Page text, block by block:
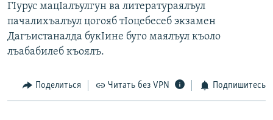
ГIурус мацIалъулгун ва литератураялъул
пачалихъалъул цогояб тIоцебесеб экзамен
Дагъистаналда букIине буго маялъул къоло
лъабабилеб къоялъ.
Поделиться Читать без VPN Подпишитесь